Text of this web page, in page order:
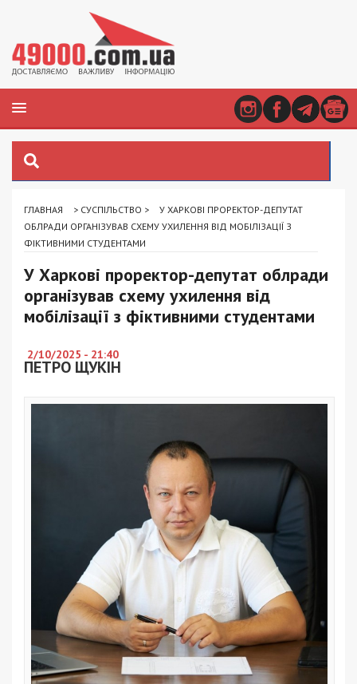
ГЛАВНАЯ > СУСПІЛЬСТВО >
У ХАРКОВІ ПРОРЕКТОР-ДЕПУТАТ
ОБЛРАДИ ОРГАНІЗУВАВ СХЕМУ УХИЛЕННЯ ВІД МОБІЛІЗАЦІЇ З
ФІКТИВНИМИ СТУДЕНТАМИ
У Харкові проректор-депутат облради
організував схему ухилення від
мобілізації з фіктивними студентами
2/10/2025 - 21:40
ПЕТРО ЩУКІН